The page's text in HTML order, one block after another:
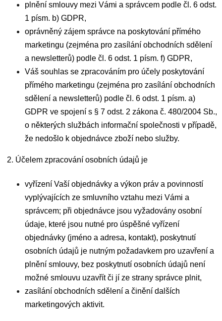
plnění smlouvy mezi Vámi a správcem podle čl. 6 odst.
1 písm. b) GDPR,
oprávněný zájem správce na poskytování přímého
marketingu (zejména pro zasílání obchodních sdělení
a newsletterů) podle čl. 6 odst. 1 písm. f) GDPR,
Váš souhlas se zpracováním pro účely poskytování
přímého marketingu (zejména pro zasílání obchodních
sdělení a newsletterů) podle čl. 6 odst. 1 písm. a)
GDPR ve spojení s § 7 odst. 2 zákona č. 480/2004 Sb.,
o některých službách informační společnosti v případě,
že nedošlo k objednávce zboží nebo služby.
2. Účelem zpracování osobních údajů je
vyřízení Vaší objednávky a výkon práv a povinností
vyplývajících ze smluvního vztahu mezi Vámi a
správcem; při objednávce jsou vyžadovány osobní
údaje, které jsou nutné pro úspěšné vyřízení
objednávky (jméno a adresa, kontakt), poskytnutí
osobních údajů je nutným požadavkem pro uzavření a
plnění smlouvy, bez poskytnutí osobních údajů není
možné smlouvu uzavřít či jí ze strany správce plnit,
zasílání obchodních sdělení a činění dalších
marketingových aktivit.